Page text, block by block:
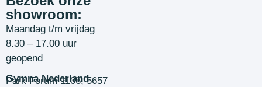
showroom:
Maandag t/m vrijdag
8.30 – 17.00 uur
geopend
Gymna Nederland
Park Forum 1106, 5657